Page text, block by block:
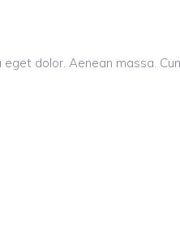
dolor. Aenean massa.